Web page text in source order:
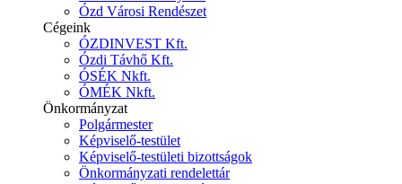
Ózd Városi Rendészet
Cégeink
ÓZDINVEST Kft.
Ózdi Távhő Kft.
ÓSÉK Nkft.
ÓMÉK Nkft.
Önkormányzat
Polgármester
Képviselő-testület
Képviselő-testületi bizottságok
Önkormányzati rendelettár